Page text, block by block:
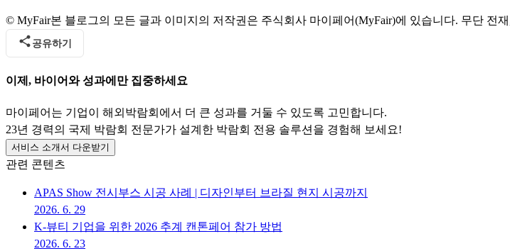
© MyFair본 블로그의 모든 글과 이미지의 저작권은 주식회사 마이페어(MyFair)에 있습니다. 무단 전
공유하기
이제, 바이어와 성과에만 집중하세요
마이페어는 기업이 해외박람회에서 더 큰 성과를 거둘 수 있도록 고민합니다.
23년 경력의 국제 박람회 전문가가 설계한 박람회 전용 솔루션을 경험해 보세요!
서비스 소개서 다운받기
관련 콘텐츠
APAS Show 전시부스 시공 사례 | 디자인부터 브라질 현지 시공까지
2026. 6. 29
K-뷰티 기업을 위한 2026 추계 캔톤페어 참가 방법
2026. 6. 23